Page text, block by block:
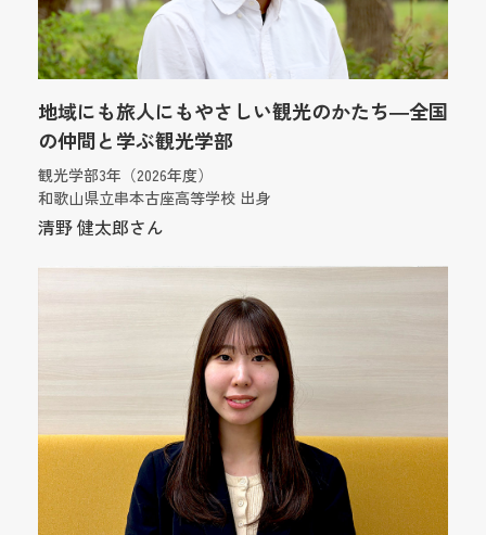
地域にも旅人にもやさしい観光のかたち―全国
の仲間と学ぶ観光学部
観光学部3年（2026年度）
和歌山県立串本古座高等学校 出身
清野 健太郎さん